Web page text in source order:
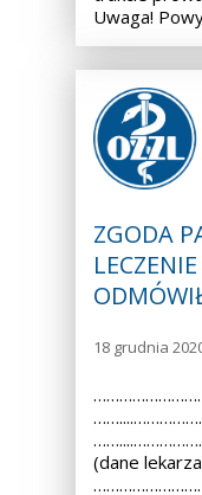
Uwaga!
ZGODA
18 grudnia
(dane